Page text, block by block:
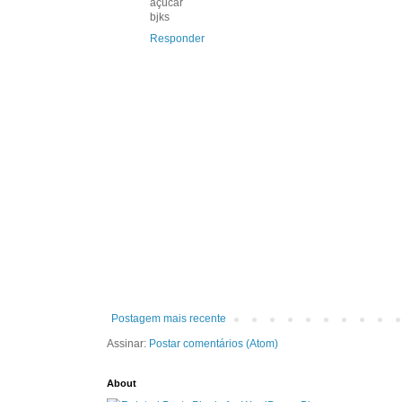
açúcar
bjks
Responder
Postagem mais recente
Assinar: Postar comentários (Atom)
About